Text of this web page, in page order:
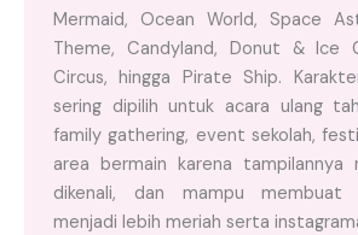
Mermaid, Ocean World, Space
Theme, Candyland, Donut & Ice
Circus, hingga Pirate Ship.
sering dipilih untuk acara ulang
family gathering, event sekolah,
area bermain karena tampilannya
dikenali, dan mampu membuat
menjadi lebih meriah serta